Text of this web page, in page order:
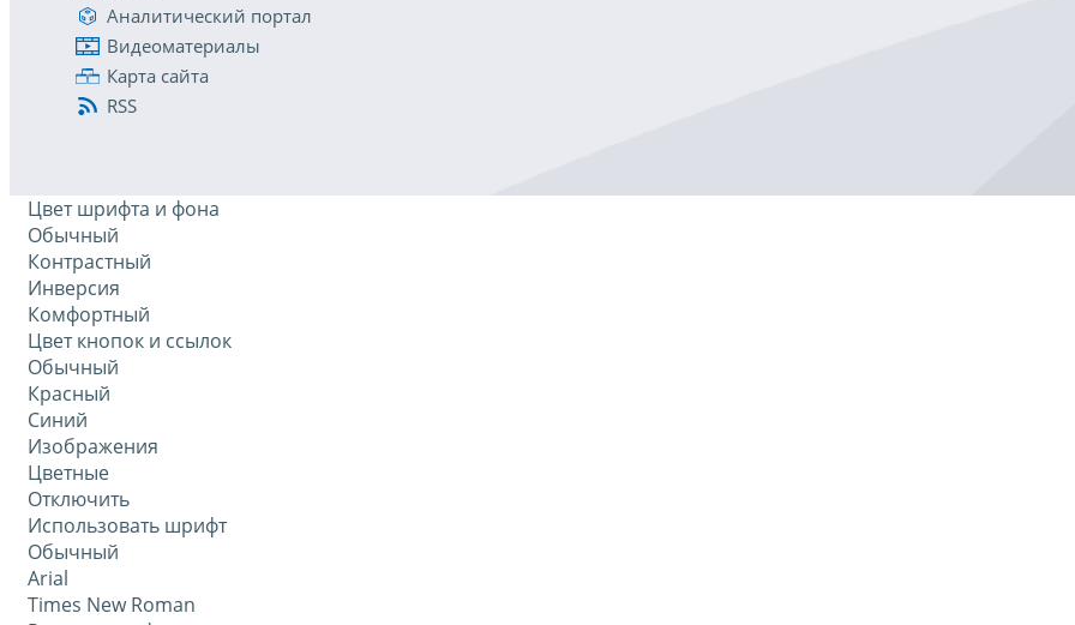
Аналитический портал
Видеоматериалы
Карта сайта
RSS
Цвет шрифта и фона
Обычный
Контрастный
Инверсия
Комфортный
Цвет кнопок и ссылок
Обычный
Красный
Синий
Изображения
Цветные
Отключить
Использовать шрифт
Обычный
Arial
Times New Roman